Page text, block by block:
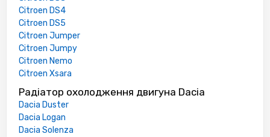
Citroen DS4
Citroen DS5
Citroen Jumper
Citroen Jumpy
Citroen Nemo
Citroen Xsara
Радіатор охолодження двигуна Dacia
Dacia Duster
Dacia Logan
Dacia Solenza